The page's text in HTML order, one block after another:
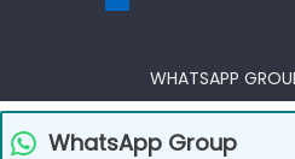
WHATSAPP
WhatsApp Group